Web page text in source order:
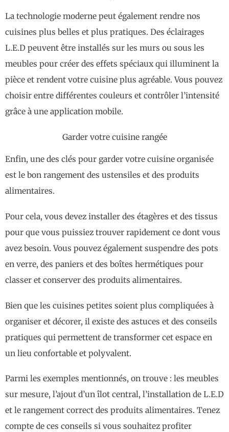
La technologie moderne peut également rendre nos
cuisines plus belles et plus pratiques. Des éclairages
L.E.D peuvent être installés sur les murs ou sous les
meubles pour créer des effets spéciaux qui illuminent la
pièce et rendent votre cuisine plus agréable. Vous pouvez
choisir entre différentes couleurs et contrôler l’intensité
grâce à une application mobile.
Garder votre cuisine rangée
Enfin, une des clés pour garder votre cuisine organisée
est le bon rangement des ustensiles et des produits
alimentaires.
Pour cela, vous devez installer des étagères et des tissus
pour que vous puissiez trouver rapidement ce dont vous
avez besoin. Vous pouvez également suspendre des pots
en verre, des paniers et des boîtes hermétiques pour
classer et conserver des produits alimentaires.
Bien que les cuisines petites soient plus compliquées à
organiser et décorer, il existe des astuces et des conseils
pratiques qui permettent de transformer cet espace en
un lieu confortable et polyvalent.
Parmi les exemples mentionnés, on trouve : les meubles
sur mesure, l’ajout d’un îlot central, l’installation de L.E.D
et le rangement correct des produits alimentaires. Tenez
compte de ces conseils si vous souhaitez profiter